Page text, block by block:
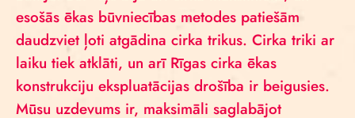
esošās ēkas būvniecības metodes patiešām
daudzviet ļoti atgādina cirka trikus. Cirka triki ar
laiku tiek atklāti, un arī Rīgas cirka ēkas
konstrukciju ekspluatācijas drošība ir beigusies.
Mūsu uzdevums ir, maksimāli saglabājot